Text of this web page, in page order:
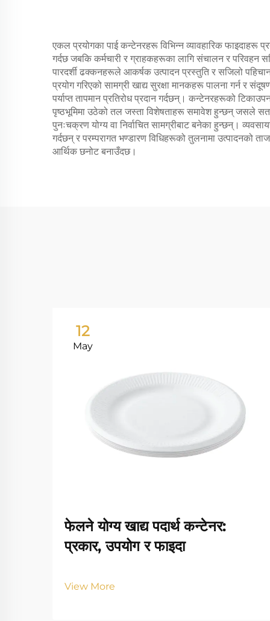
एकल प्रयोगका पाई कन्टेनरहरू विभिन्न व्यावहारिक
गर्दछ जबकि कर्मचारी र ग्राहकहरूका लागि संचालन र
पारदर्शी ढक्कनहरूले आकर्षक उत्पादन प्रस्तुति र सजिलो
प्रयोग गरिएको सामग्री खाद्य सुरक्षा मानकहरू पालना गर्न र
पर्याप्त तापमान प्रतिरोध प्रदान गर्दछन्। कन्टेनरहरूको
पृष्ठभूमिमा उठेको तल जस्ता विशेषताहरू समावेश हुन्छन् जसले
पुनःचक्रण योग्य वा निर्वाचित सामग्रीबाट बनेका हुन्छन्।
गर्दछन् र परम्परागत भण्डारण विधिहरूको तुलनामा उत्पादनको
आर्थिक छनोट बनाउँदछ।
12
May
फेलने योग्य खाद्य पदार्थ कन्टेनर:
प्रकार, उपयोग र फाइदा
View More